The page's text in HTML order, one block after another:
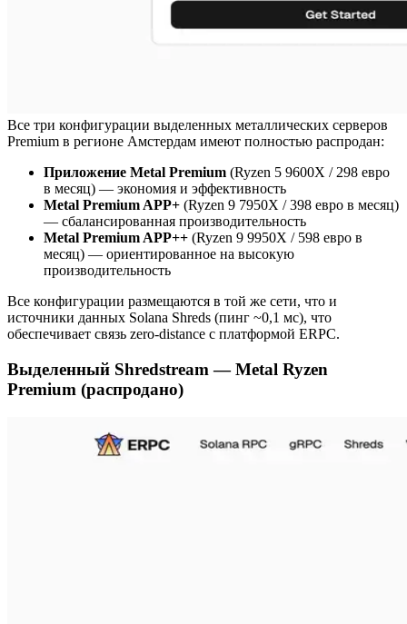
Все три конфигурации выделенных металлических серверов
Premium в регионе Амстердам имеют полностью распродан:
Приложение Metal Premium (Ryzen 5 9600X / 298 евро
в месяц) — экономия и эффективность
Metal Premium APP+ (Ryzen 9 7950X / 398 евро в месяц)
— сбалансированная производительность
Metal Premium APP++ (Ryzen 9 9950X / 598 евро в
месяц) — ориентированное на высокую
производительность
Все конфигурации размещаются в той же сети, что и
источники данных Solana Shreds (пинг ~0,1 мс), что
обеспечивает связь zero-distance с платформой ERPC.
Выделенный Shredstream — Metal Ryzen
Premium (распродано)